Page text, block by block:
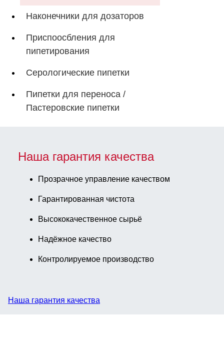
Наконечники для дозаторов
Приспоосбления для
пипетирования
Серологические пипетки
Пипетки для переноса /
Пастеровские пипетки
Наша гарантия качества
Прозрачное управление качеством
Гарантированная чистота
Высококачественное сырьё
Надёжное качество
Контролируемое производство
Наша гарантия качества